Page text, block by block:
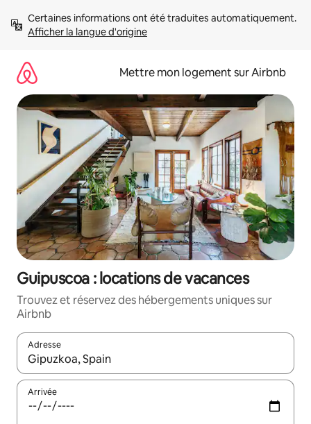
directement
Afficher la langue d'origine
Mettre mon logement sur Airbnb
Guipuscoa : locations de vacances
Trouvez et réservez des hébergements uniques sur
Airbnb
Adresse
Lorsque les résultats s'affichent, utilisez les flèches vers le
Arrivée